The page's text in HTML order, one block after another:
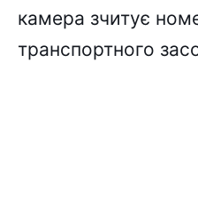
камера зчитує
транспортного